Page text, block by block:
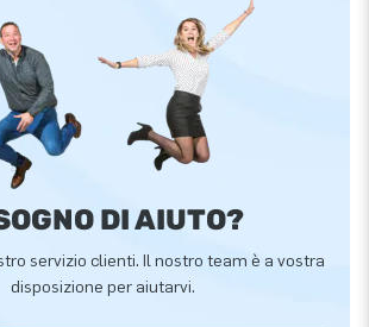
DI AIUTO?
servizio clienti. Il nostro team è a vostra
disposizione per aiutarvi.